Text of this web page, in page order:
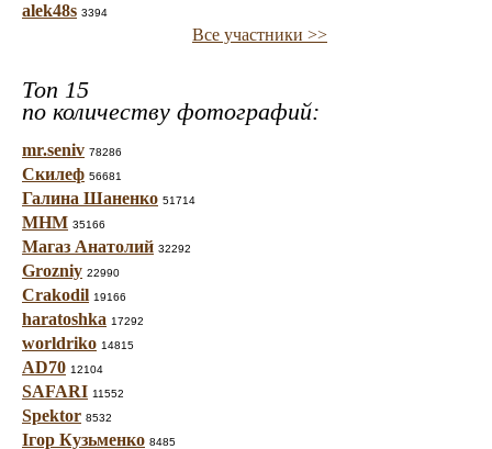
alek48s 3394
Все участники >>
Топ 15
по количеству фотографий:
mr.seniv 78286
Скилеф 56681
Галина Шаненко 51714
МНМ 35166
Магаз Анатолий 32292
Grozniy 22990
Crakodil 19166
haratoshka 17292
worldriko 14815
AD70 12104
SAFARI 11552
Spektor 8532
Ігор Кузьменко 8485